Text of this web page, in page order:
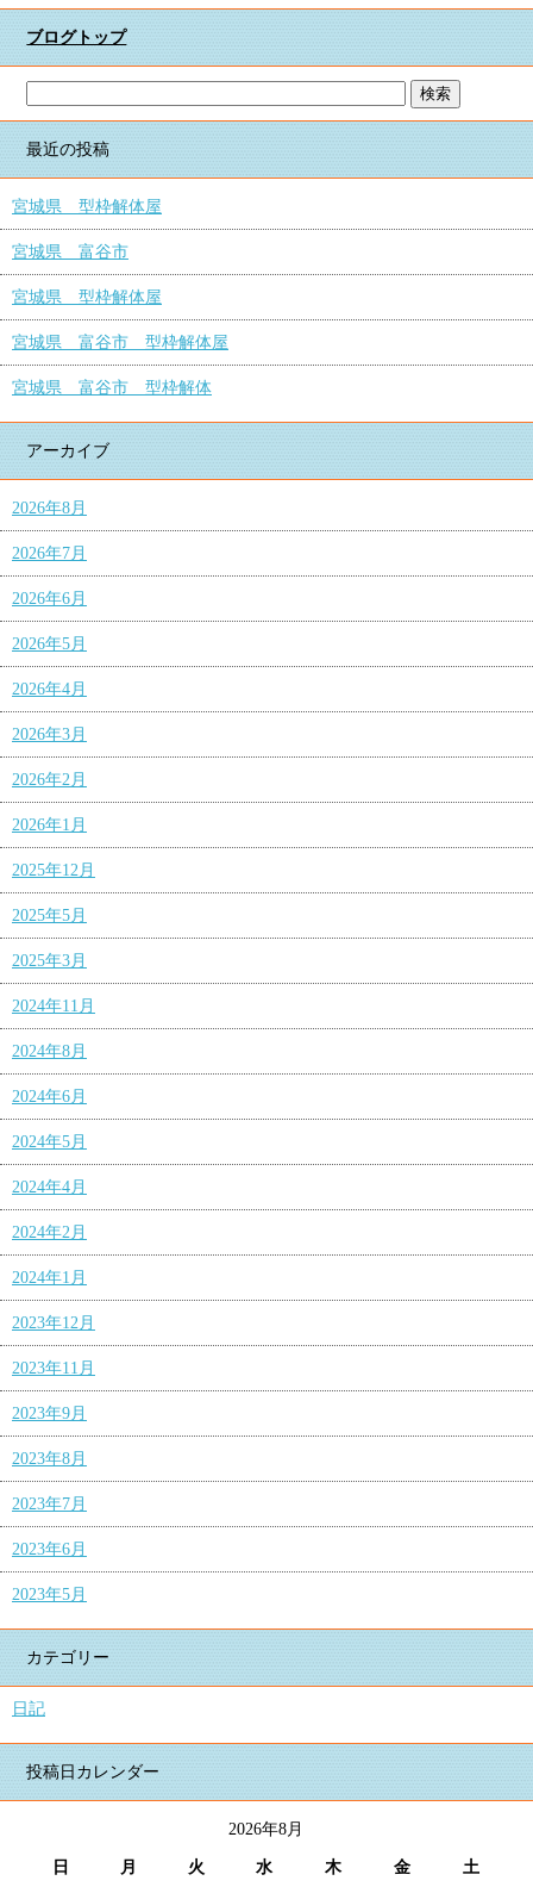
ブログトップ
最近の投稿
宮城県 型枠解体屋
宮城県 富谷市
宮城県 型枠解体屋
宮城県 富谷市 型枠解体屋
宮城県 富谷市 型枠解体
アーカイブ
2026年8月
2026年7月
2026年6月
2026年5月
2026年4月
2026年3月
2026年2月
2026年1月
2025年12月
2025年5月
2025年3月
2024年11月
2024年8月
2024年6月
2024年5月
2024年4月
2024年2月
2024年1月
2023年12月
2023年11月
2023年9月
2023年8月
2023年7月
2023年6月
2023年5月
カテゴリー
日記
投稿日カレンダー
2026年8月
日 月 火 水 木 金 土